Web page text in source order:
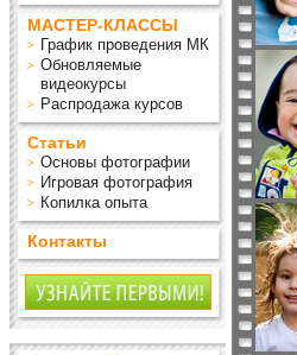
МАСТЕР-КЛАССЫ
График проведения МК
Обновляемые
видеокурсы
Распродажа курсов
Статьи
Основы фотографии
Игровая фотография
Копилка опыта
Контакты